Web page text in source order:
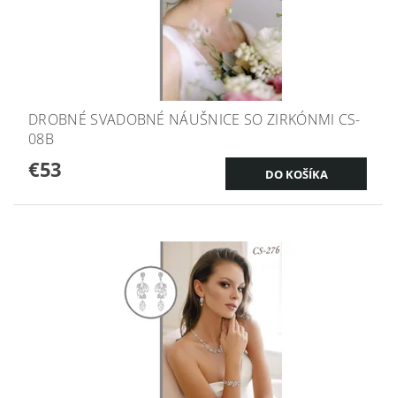
DROBNÉ SVADOBNÉ NÁUŠNICE SO ZIRKÓNMI CS-
08B
€53